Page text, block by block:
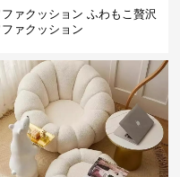
ファクッション ふわもこ贅沢
ファクッション